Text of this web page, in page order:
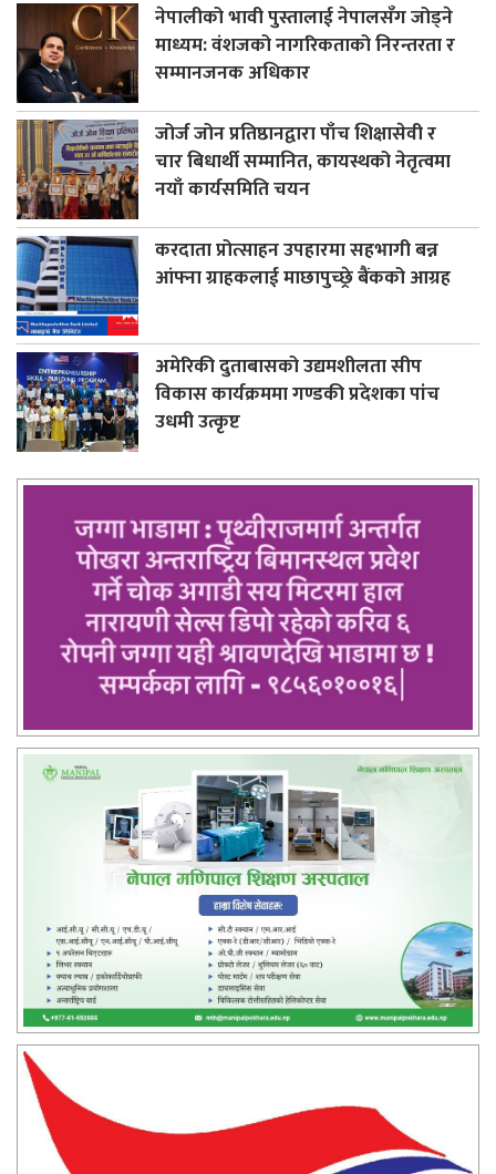
नेपालीको भावी पुस्तालाई नेपालसँग जोड्ने
माध्यम: वंशजको नागरिकताको निरन्तरता र
सम्मानजनक अधिकार
जोर्ज जोन प्रतिष्ठानद्वारा पाँच शिक्षासेवी र
चार बिधार्थी सम्मानित, कायस्थको नेतृत्वमा
नयाँ कार्यसमिति चयन
करदाता प्रोत्साहन उपहारमा सहभागी बन्न
आंफ्ना ग्राहकलाई माछापुच्छ्रे बैंकको आग्रह
अमेरिकी दुताबासको उद्यमशीलता सीप
विकास कार्यक्रममा गण्डकी प्रदेशका पांच
उधमी उत्कृष्ट